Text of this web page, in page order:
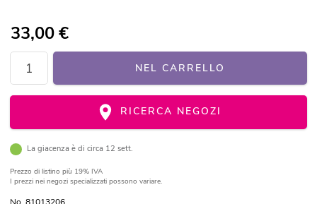
33,00€
NEL CARRELLO
RICERCA NEGOZI
La giacenza è di circa 12 sett.
Prezzo di listino più 19% IVA
I prezzi nei negozi specializzati possono variare.